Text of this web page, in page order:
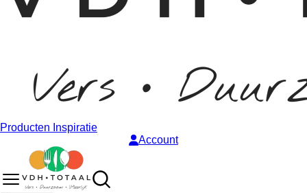
Producten Inspiratie
Account